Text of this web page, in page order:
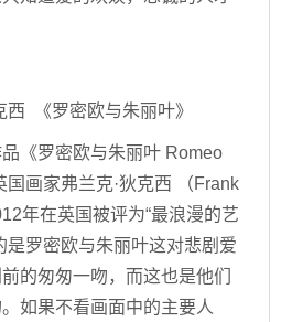
《罗密欧与朱丽叶》
罗密欧与朱丽叶 Romeo
画家弗兰克·狄克西 （Frank
年在英国被评为“最浪漫的艺
是罗密欧与朱丽叶这对悲剧爱
的匆匆一吻，而这也是他们
如果不看画面中的主要人